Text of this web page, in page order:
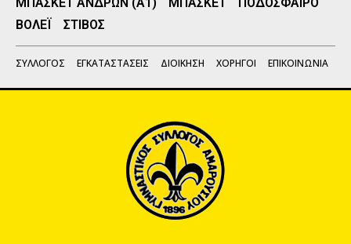
ΒΟΛΕΪ
ΣΤΙΒΟΣ
ΣΥΛΛΟΓΟΣ ΕΓΚΑΤΑΣΤΑΣΕΙΣ ΔΙΟΙΚΗΣΗ ΧΟΡΗΓΟΙ ΕΠΙΚΟΙΝΩΝΙΑ